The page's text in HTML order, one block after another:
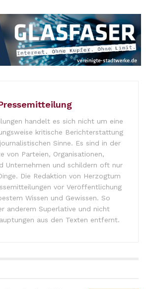
handelt es sich nicht um eine
kritische Berichterstattung
Sinne. Es sind in der
von Parteien, Organisationen,
Unternehmen und schildern oft nur
Die Redaktion von Herzogtum
vor Veröffentlichung
Wissen und Gewissen. So
anderem Superlative und nicht
aus den Texten entfernt.